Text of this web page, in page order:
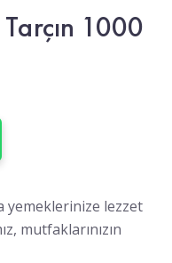
1000
yemeklerinize lezzet
mutfaklarınızın